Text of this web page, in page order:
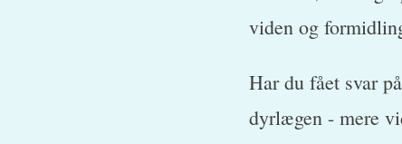
viden og
Har du fået svar
dyrlægen - mere